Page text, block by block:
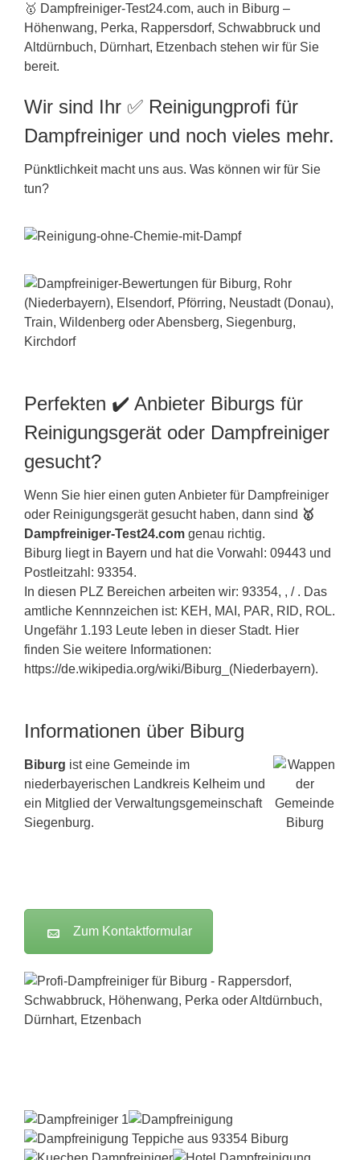
🥇 Dampfreiniger-Test24.com, auch in Biburg –
Höhenwang, Perka, Rappersdorf, Schwabbruck und
Altdürnbuch, Dürnhart, Etzenbach stehen wir für Sie
bereit.
Wir sind Ihr ✅ Reinigungprofi für
Dampfreiniger und noch vieles mehr.
Pünktlichkeit macht uns aus. Was können wir für Sie
tun?
Perfekten ✔️ Anbieter Biburgs für
Reinigungsgerät oder Dampfreiniger
gesucht?
Wenn Sie hier einen guten Anbieter für Dampfreiniger
oder Reinigungsgerät gesucht haben, dann sind 🥇
Dampfreiniger-Test24.com genau richtig.
Biburg liegt in Bayern und hat die Vorwahl: 09443 und
Postleitzahl: 93354.
In diesen PLZ Bereichen arbeiten wir: 93354, , / . Das
amtliche Kennnzeichen ist: KEH, MAI, PAR, RID, ROL.
Ungefähr 1.193 Leute leben in dieser Stadt. Hier
finden Sie weitere Informationen:
https://de.wikipedia.org/wiki/Biburg_(Niederbayern).
Informationen über Biburg
Biburg ist eine Gemeinde im
niederbayerischen Landkreis Kelheim und
ein Mitglied der Verwaltungsgemeinschaft
Siegenburg.
Zum Kontaktformular